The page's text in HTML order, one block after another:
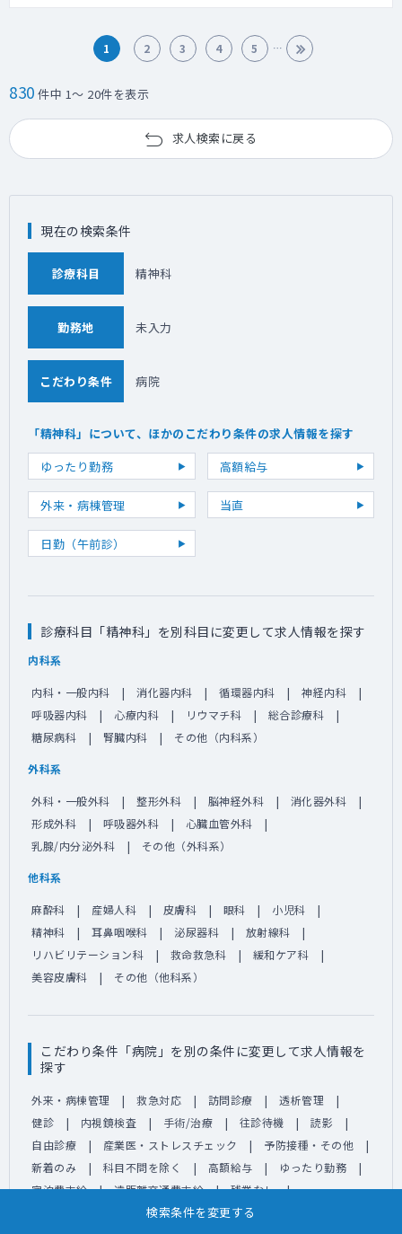
1 2 3 4 5
830 件中 1～ 20件を表示
求人検索に戻る
検索条件を変更する
現在の検索条件
診療科目 精神科
勤務地 未入力
こだわり条件 病院
「精神科」について、ほかのこだわり条件の求人情報を探す
ゆったり勤務
高額給与
外来・病棟管理 当直
日勤（午前診）
診療科目「精神科」を別科目に変更して求人情報を探す
内科系
内科・一般内科 消化器内科 循環器内科
神経内科
呼吸器内科
心療内科 リウマチ科
総合診療科
糖尿病科
腎臓内科 その他（内科系）
外科系
外科・一般外科 整形外科 脳神経外科
消化器外科
形成外科
呼吸器外科
心臓血管外科
乳腺/内分泌外科
その他（外科系）
他科系
麻酔科 産婦人科 皮膚科 眼科
小児科
精神科
耳鼻咽喉科 泌尿器科
放射線科
リハビリテーション科
救命救急科
緩和ケア科
美容皮膚科
その他（他科系）
こだわり条件「病院」を別の条件に変更して求人情報を
探す
外来・病棟管理 救急対応 訪問診療
透析管理
健診
内視鏡検査 手術/治療 往診待機
読影
自由診療
産業医・ストレスチェック
予防接種・その他
新着のみ
科目不問を除く 高額給与
ゆったり勤務
宿泊費支給
遠距離交通費支給
残業なし
経験不問 隔週勤務可